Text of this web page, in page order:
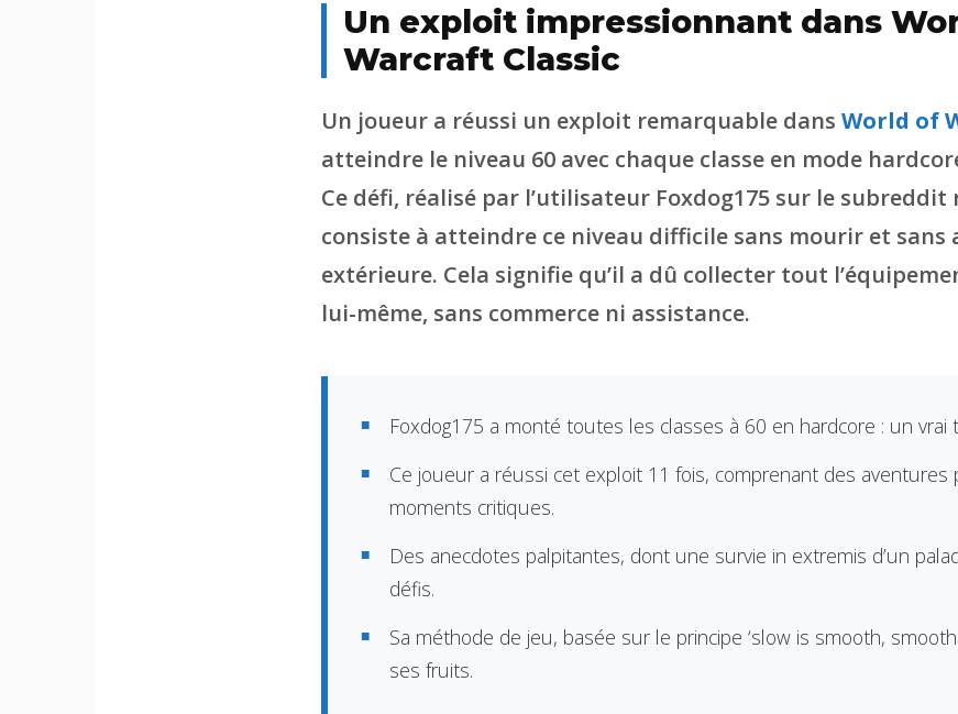
Un exploit impressionnant dans
Warcraft Classic
Un joueur a réussi un exploit remarquable dans World of
atteindre le niveau 60 avec chaque classe en mode
Ce défi, réalisé par l’utilisateur Foxdog175 sur le subreddit
consiste à atteindre ce niveau difficile sans mourir et sans
extérieure. Cela signifie qu’il a dû collecter tout
lui-même, sans commerce ni assistance.
Foxdog175 a monté toutes les classes à 60 en hardcore : un vrai
Ce joueur a réussi cet exploit 11 fois, comprenant des aventures
moments critiques.
Des anecdotes palpitantes, dont une survie in extremis d’un
défis.
Sa méthode de jeu, basée sur le principe ‘slow is smooth,
ses fruits.